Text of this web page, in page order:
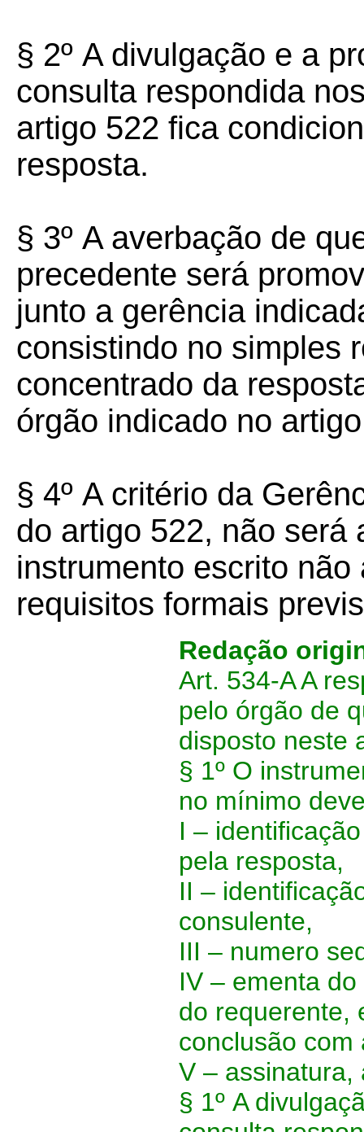
§ 2º A divulgação e a
consulta respondida
artigo 522 fica
resposta.
§ 3º A averbação de
precedente será
junto a gerência
consistindo no simples
concentrado da
órgão indicado no
§ 4º A critério da
do artigo 522, não será
instrumento escrito
requisitos formais
Redação
Art. 534-A A
pelo órgão de
disposto neste
§ 1º O
no mínimo
I –
pela resposta,
II –
consulente,
III – numero
IV – ementa
do requerente,
conclusão com
V – assinatura,
§ 1º A